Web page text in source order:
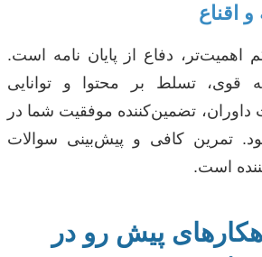
اقناع
اهمیت‌تر، دفاع از پایان نامه است.
قوی، تسلط بر محتوا و توانایی
داوران، تضمین‌کننده موفقیت شما در
تمرین کافی و پیش‌بینی سوالات
است.
پیش رو در